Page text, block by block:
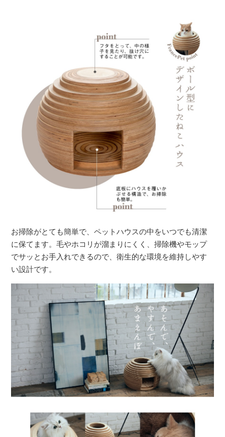
お掃除がとても簡単で、ペットハウスの中をいつでも清潔
に保てます。毛やホコリが溜まりにくく、掃除機やモップ
でサッとお手入れできるので、衛生的な環境を維持しやす
い設計です。